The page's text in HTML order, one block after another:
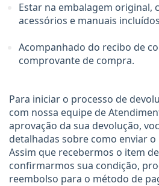
Estar na embalagem original,
acessórios e manuais
Acompanhado do recibo de
comprovante de compra.
Para iniciar o processo de
com nossa equipe de
aprovação da sua devolução,
detalhadas sobre como enviar
Assim que recebermos o item
confirmarmos sua condição,
reembolso para o método de